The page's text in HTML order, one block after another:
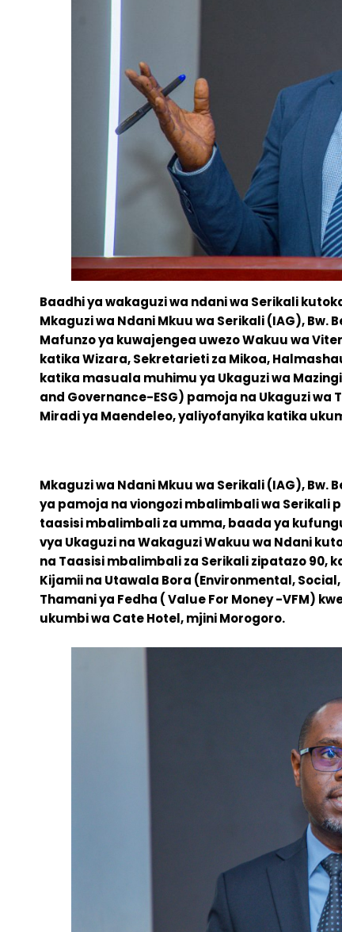
Baadhi ya wakaguzi wa ndani wa Serikali
Mkaguzi wa Ndani Mkuu wa Serikali (IAG),
Mafunzo ya kuwajengea uwezo Wakuu wa
katika Wizara, Sekretarieti za Mikoa,
katika masuala muhimu ya Ukaguzi wa
and Governance-ESG) pamoja na Ukaguzi wa
Miradi ya Maendeleo, yaliyofanyika katika
Mkaguzi wa Ndani Mkuu wa Serikali (IAG),
ya pamoja na viongozi mbalimbali wa Serikali
taasisi mbalimbali za umma, baada ya
vya Ukaguzi na Wakaguzi Wakuu wa Ndani
na Taasisi mbalimbali za Serikali zipatazo 90,
Kijamii na Utawala Bora (Environmental,
Thamani ya Fedha ( Value For Money -VFM)
ukumbi wa Cate Hotel, mjini Morogoro.